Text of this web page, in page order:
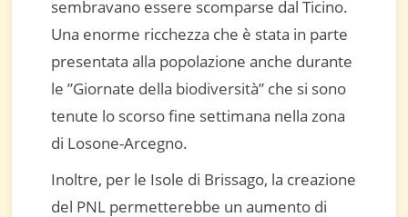
sembravano essere scomparse dal Ticino.
Una enorme ricchezza che è stata in parte
presentata alla popolazione anche durante
le ”Giornate della biodiversità” che si sono
tenute lo scorso fine settimana nella zona
di Losone-Arcegno.
Inoltre, per le Isole di Brissago, la creazione
del PNL permetterebbe un aumento di